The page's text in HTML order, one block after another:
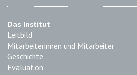
Das Institut
Leitbild
Mitarbeiterinnen und Mitarbeiter
Geschichte
Evaluation